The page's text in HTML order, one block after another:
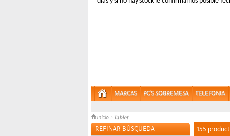
MARCAS PC'S SOBREMESA TELEFONIA
Inicio > Tablet
REFINAR BÚSQUEDA
155